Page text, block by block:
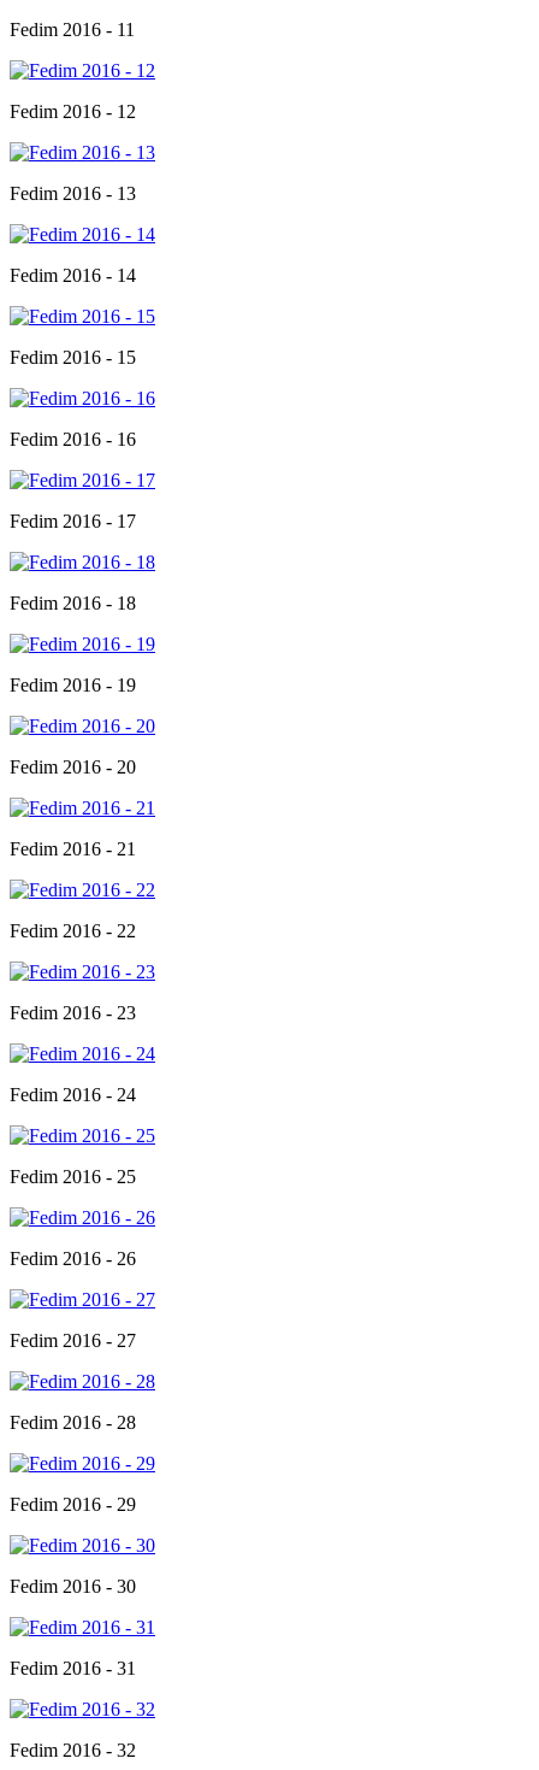
Fedim 2016 - 11
Fedim 2016 - 12
Fedim 2016 - 13
Fedim 2016 - 14
Fedim 2016 - 15
Fedim 2016 - 16
Fedim 2016 - 17
Fedim 2016 - 18
Fedim 2016 - 19
Fedim 2016 - 20
Fedim 2016 - 21
Fedim 2016 - 22
Fedim 2016 - 23
Fedim 2016 - 24
Fedim 2016 - 25
Fedim 2016 - 26
Fedim 2016 - 27
Fedim 2016 - 28
Fedim 2016 - 29
Fedim 2016 - 30
Fedim 2016 - 31
Fedim 2016 - 32